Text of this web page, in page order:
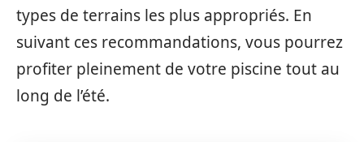
types de terrains les plus appropriés. En
suivant ces recommandations, vous pourrez
profiter pleinement de votre piscine tout au
long de l’été.